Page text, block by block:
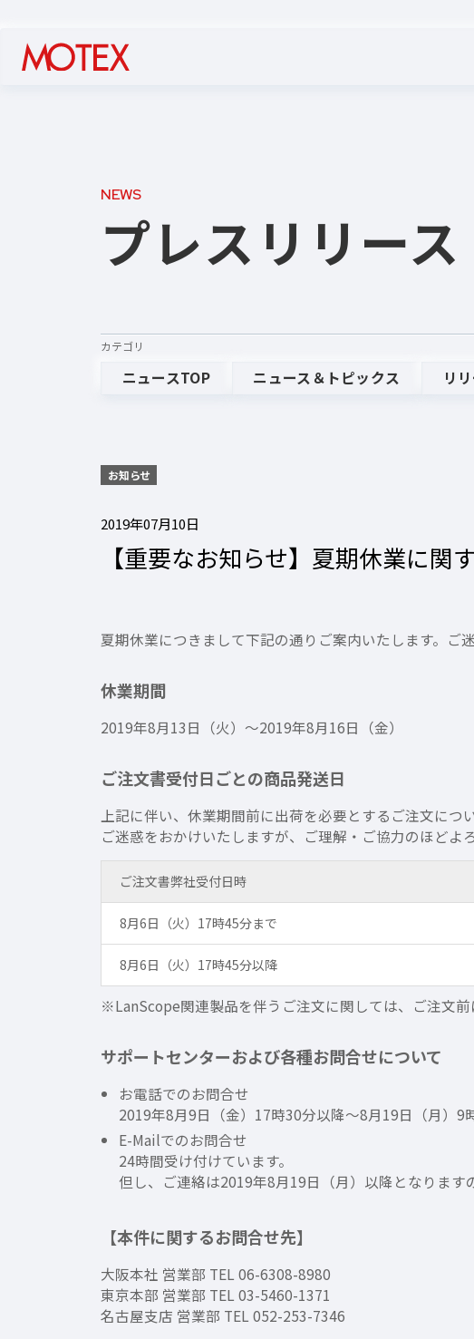
NEWS
プレスリリース
カテゴリ
ニュースTOP ニュース＆トピックス リ
お知らせ
2019年07月10日
【重要なお知らせ】夏期休業に関
夏期休業につきまして下記の通りご案内いたします。ご
休業期間
2019年8月13日（火）～2019年8月16日（金）
ご注文書受付日ごとの商品発送日
上記に伴い、休業期間前に出荷を必要とするご注文につ
ご迷惑をおかけいたしますが、ご理解・ご協力のほどよ
ご注文書弊社受付日時
8月6日（火）17時45分まで
8月6日（火）17時45分以降
※LanScope関連製品を伴うご注文に関しては、ご注文
サポートセンターおよび各種お問合せについて
お電話でのお問合せ
2019年8月9日（金）17時30分以降～8月19日（月）9
E-Mailでのお問合せ
24時間受け付けています。
但し、ご連絡は2019年8月19日（月）以降となります
【本件に関するお問合せ先】
大阪本社 営業部 TEL 06-6308-8980
東京本部 営業部 TEL 03-5460-1371
名古屋支店 営業部 TEL 052-253-7346